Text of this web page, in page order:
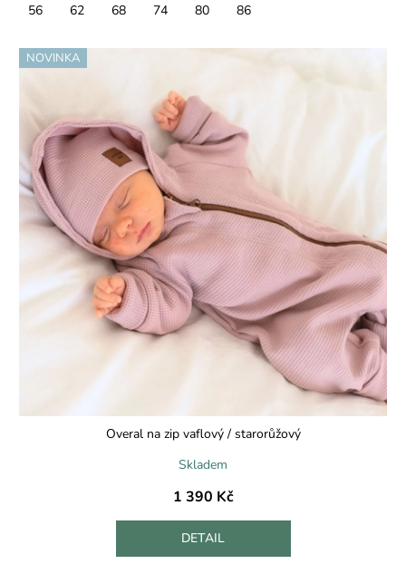
56 62 68 74 80 86
NOVINKA
Overal na zip vaflový / starorůžový
Skladem
1 390 Kč
DETAIL